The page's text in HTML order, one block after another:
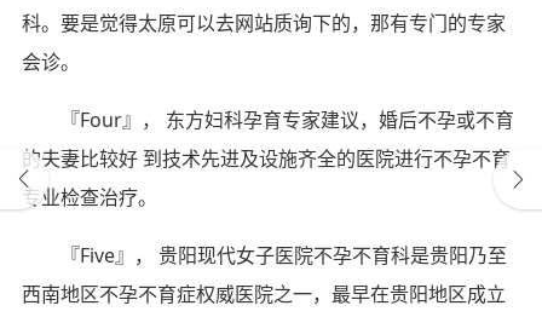
科。要是觉得太原可以去网站质询下的，那有专门的专家
会诊。
『Four』， 东方妇科孕育专家建议，婚后不孕或不育
的夫妻比较好 到技术先进及设施齐全的医院进行不孕不育
专业检查治疗。
『Five』， 贵阳现代女子医院不孕不育科是贵阳乃至
西南地区不孕不育症权威医院之一，最早在贵阳地区成立